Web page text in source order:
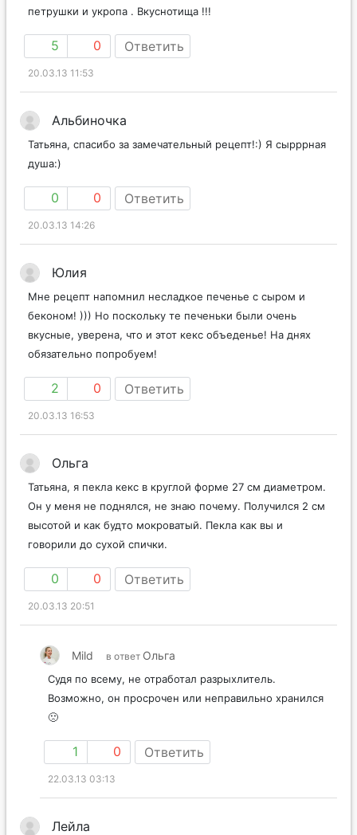
петрушки и укропа . Вкуснотища !!!
5 0 Ответить
20.03.13 11:53
Альбиночка
Татьяна, спасибо за замечательный рецепт!:) Я сырррная
душа:)
0 0 Ответить
20.03.13 14:26
Юлия
Мне рецепт напомнил несладкое печенье с сыром и
беконом! ))) Но поскольку те печеньки были очень
вкусные, уверена, что и этот кекс объеденье! На днях
обязательно попробуем!
2 0 Ответить
20.03.13 16:53
Ольга
Татьяна, я пекла кекс в круглой форме 27 см диаметром.
Он у меня не поднялся, не знаю почему. Получился 2 см
высотой и как будто мокроватый. Пекла как вы и
говорили до сухой спички.
0 0 Ответить
20.03.13 20:51
Mild в ответ Ольга
Судя по всему, не отработал разрыхлитель.
Возможно, он просрочен или неправильно хранился
🙁
1 0 Ответить
22.03.13 03:13
Лейла